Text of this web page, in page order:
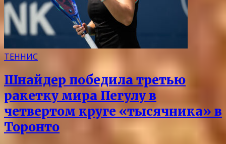
ТЕННИС
Шнайдер победила третью
ракетку мира Пегулу в
четвертом круге «тысячника» в
Торонто